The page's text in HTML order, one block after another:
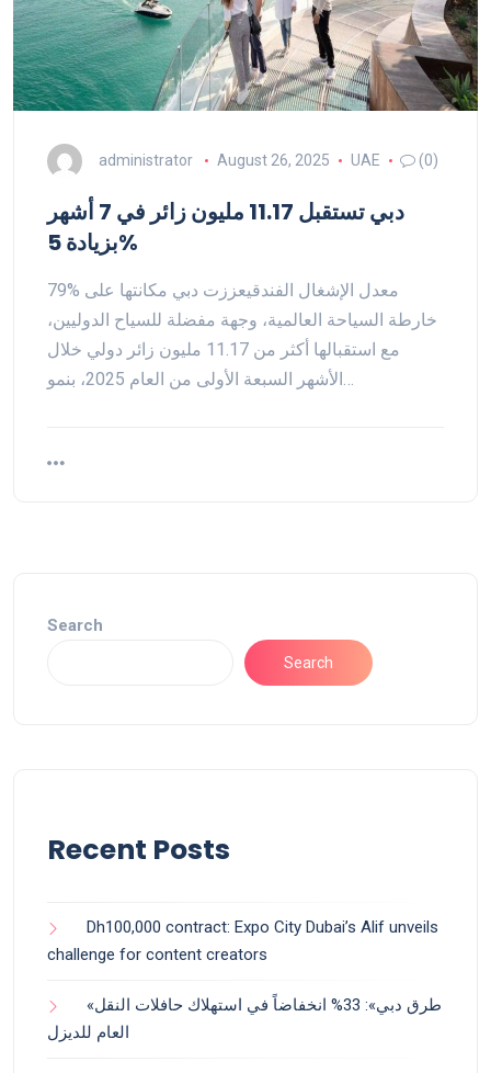
administrator August 26, 2025 UAE (0)
دبي تستقبل 11.17 مليون زائر في 7 أشهر
بزيادة 5%
79% معدل الإشغال الفندقيعززت دبي مكانتها على
خارطة السياحة العالمية، وجهة مفضلة للسياح الدوليين،
مع استقبالها أكثر من 11.17 مليون زائر دولي خلال
الأشهر السبعة الأولى من العام 2025، بنمو…
Search
Search
Recent Posts
Dh100,000 contract: Expo City Dubai’s Alif unveils
challenge for content creators
«طرق دبي»: 33% انخفاضاً في استهلاك حافلات النقل
العام للديزل